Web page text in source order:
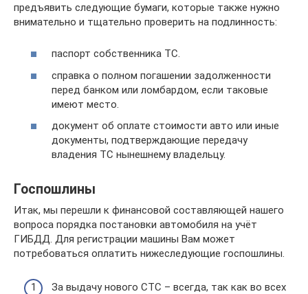
предъявить следующие бумаги, которые также нужно
внимательно и тщательно проверить на подлинность:
паспорт собственника ТС.
справка о полном погашении задолженности
перед банком или ломбардом, если таковые
имеют место.
документ об оплате стоимости авто или иные
документы, подтверждающие передачу
владения ТС нынешнему владельцу.
Госпошлины
Итак, мы перешли к финансовой составляющей нашего
вопроса порядка постановки автомобиля на учёт
ГИБДД. Для регистрации машины Вам может
потребоваться оплатить нижеследующие госпошлины.
За выдачу нового СТС – всегда, так как во всех